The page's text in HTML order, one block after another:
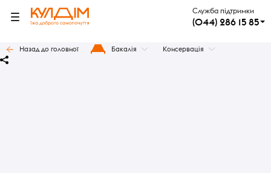
Служба підтримки
(044) 286 15 85
Назад до головної Бакалія Консервація